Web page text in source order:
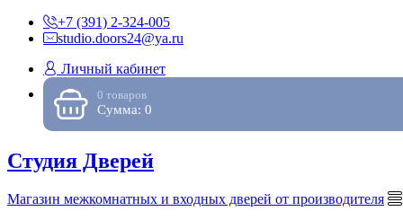
+7 (391) 2-324-005
studio.doors24@ya.ru
Личный кабинет
0 товаров
Сумма: 0
Студия Дверей
Магазин межкомнатных и входных дверей от производителя